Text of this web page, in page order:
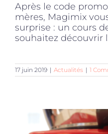
Après le code
mères, Magimix
surprise : un cours
souhaitez découvrir
17 juin 2019 | Actualités | 1